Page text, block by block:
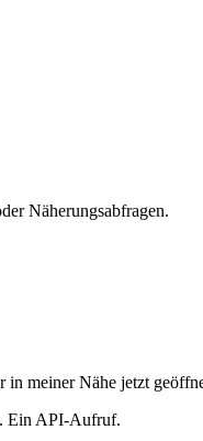
Näherungsabfragen.
meiner Nähe jetzt
Ein API-Aufruf.